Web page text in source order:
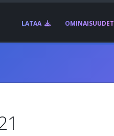
LATAA OMINAISUUDET